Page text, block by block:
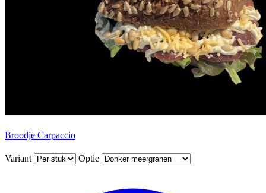
Broodje Carpaccio
Variant Optie